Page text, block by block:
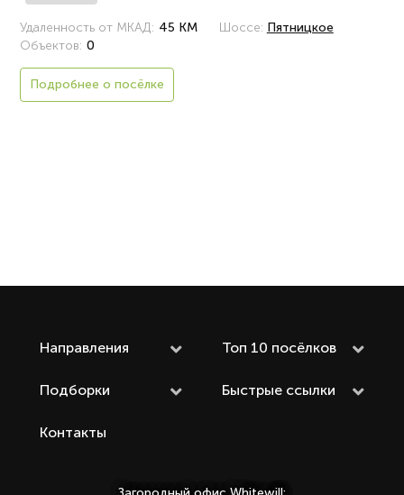
Удаленность от МКАД: 45 КМ Шоссе: Пятницкое
Объектов: 0
Подробнее о посёлке
Направления Топ 10 посёлков
Подборки Быстрые ссылки
Контакты